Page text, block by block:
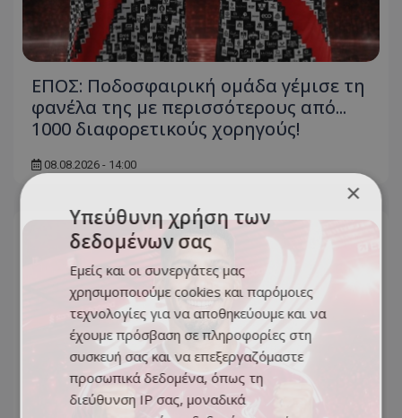
ΕΠΟΣ: Ποδοσφαιρική ομάδα γέμισε τη
φανέλα της με περισσότερους από...
1000 διαφορετικούς χορηγούς!
08.08.2026 - 14:00
×
Υπεύθυνη χρήση των
δεδομένων σας
Εμείς και οι συνεργάτες μας
χρησιμοποιούμε cookies και παρόμοιες
τεχνολογίες για να αποθηκεύουμε και να
έχουμε πρόσβαση σε πληροφορίες στη
συσκευή σας και να επεξεργαζόμαστε
προσωπικά δεδομένα, όπως τη
διεύθυνση IP σας, μοναδικά